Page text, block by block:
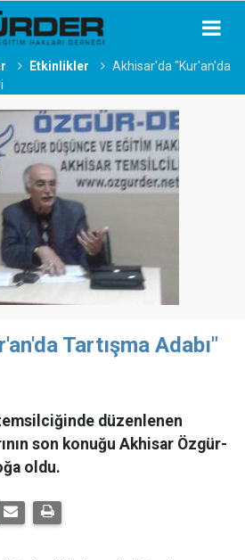
Etkinlikler
Akhisar'da "Kur'an'da
Tartışma Adabı"
düzenlenen
son konuğu Akhisar Özgür-
oldu.